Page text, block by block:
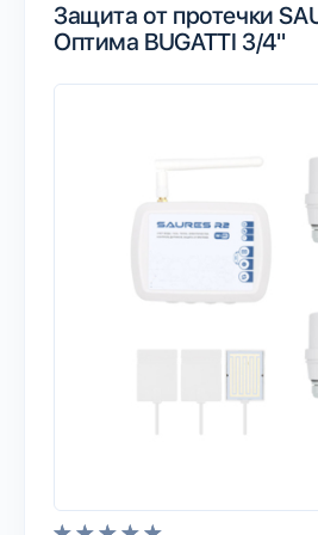
Защита от протечки
Оптима BUGATTI 3/4"